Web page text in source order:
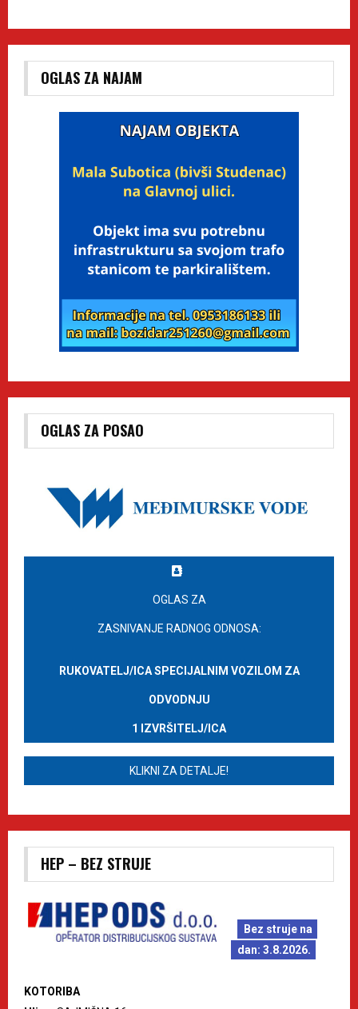
OGLAS ZA NAJAM
OGLAS ZA POSAO
OGLAS ZA
ZASNIVANJE RADNOG ODNOSA:
RUKOVATELJ/ICA SPECIJALNIM VOZILOM ZA
ODVODNJU
1 IZVRŠITELJ/ICA
KLIKNI ZA DETALJE!
HEP – BEZ STRUJE
Bez struje na
dan: 3.8.2026.
KOTORIBA